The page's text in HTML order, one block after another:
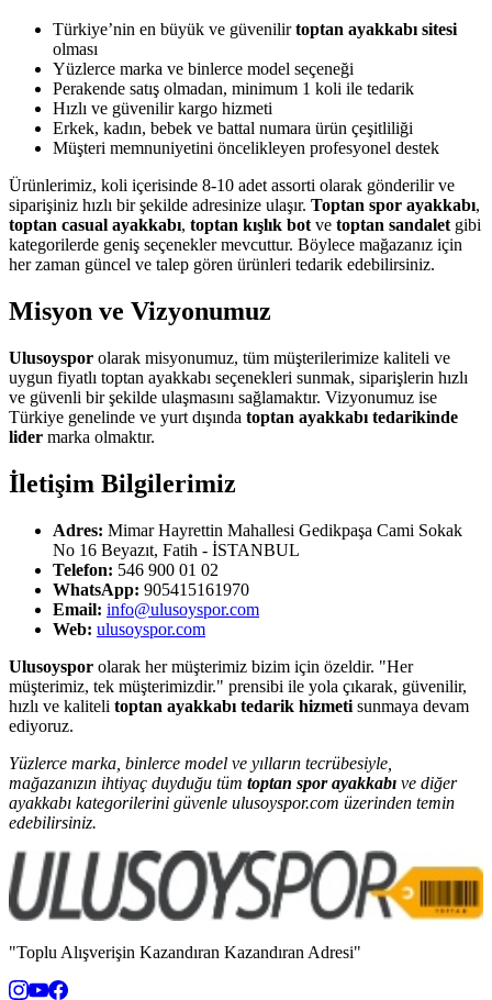
Türkiye’nin en büyük ve güvenilirtoptan ayakkabı sitesi
olması
Yüzlerce marka ve binlerce model seçeneği
Perakende satış olmadan, minimum 1 koli ile tedarik
Hızlı ve güvenilir kargo hizmeti
Erkek, kadın, bebek ve battal numara ürün çeşitliliği
Müşteri memnuniyetini öncelikleyen profesyonel destek
Ürünlerimiz, koli içerisinde 8-10 adet assorti olarak gönderilir ve
siparişiniz hızlı bir şekilde adresinize ulaşır. Toptan spor ayakkabı,
toptan casual ayakkabı, toptan kışlık bot ve toptan sandalet gibi
kategorilerde geniş seçenekler mevcuttur. Böylece mağazanız için
her zaman güncel ve talep gören ürünleri tedarik edebilirsiniz.
Misyon ve Vizyonumuz
Ulusoyspor olarak misyonumuz, tüm müşterilerimize kaliteli ve
uygun fiyatlı toptan ayakkabı seçenekleri sunmak, siparişlerin hızlı
ve güvenli bir şekilde ulaşmasını sağlamaktır. Vizyonumuz ise
Türkiye genelinde ve yurt dışında toptan ayakkabı tedarikinde
lider marka olmaktır.
İletişim Bilgilerimiz
Adres: Mimar Hayrettin Mahallesi Gedikpaşa Cami Sokak
No 16 Beyazıt, Fatih - İSTANBUL
Telefon: 546 900 01 02
WhatsApp: 905415161970
Email: info@ulusoyspor.com
Web: ulusoyspor.com
Ulusoyspor olarak her müşterimiz bizim için özeldir. "Her
müşterimiz, tek müşterimizdir." prensibi ile yola çıkarak, güvenilir,
hızlı ve kaliteli toptan ayakkabı tedarik hizmeti sunmaya devam
ediyoruz.
Yüzlerce marka, binlerce model ve yılların tecrübesiyle,
mağazanızın ihtiyaç duyduğu tüm toptan spor ayakkabı ve diğer
ayakkabı kategorilerini güvenle ulusoyspor.com üzerinden temin
edebilirsiniz.
"Toplu Alışverişin Kazandıran Kazandıran Adresi"